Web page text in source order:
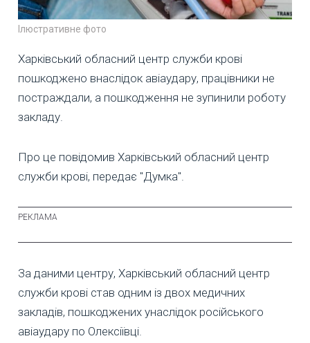
Ілюстративне фото
Харківський обласний центр служби крові
пошкоджено внаслідок авіаудару, працівники не
постраждали, а пошкодження не зупинили роботу
закладу.
Про це повідомив Харківський обласний центр
служби крові, передає "Думка".
За даними центру, Харківський обласний центр
служби крові став одним із двох медичних
закладів, пошкоджених унаслідок російського
авіаудару по Олексіївці.